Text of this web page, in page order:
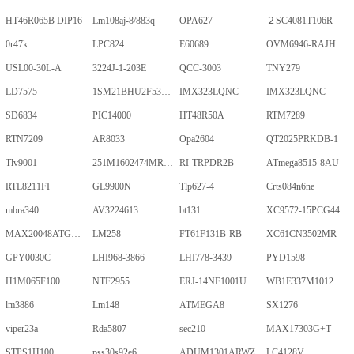
HT46R065B DIP16 Lm108aj-8/883q OPA627 ２SC4081T106R
0r47k LPC824 E60689 OVM6946-RAJH
USL00-30L-A 3224J-1-203E QCC-3003 TNY279
LD7575 1SM21BHU2F53E2VGNE IMX323LQNC IMX323LQNC
SD6834 PIC14000 HT48R50A RTM7289
RTN7209 AR8033 Opa2604 QT2025PRKDB-1
Tlv9001 251M1602474MR09M RI-TRPDR2B ATmega8515-8AU
RTL8211FI GL9900N Tlp627-4 Crts084n6ne
mbra340 AV3224613 bt131 XC9572-15PCG44
MAX20048ATGA/VY+ LM258 FT61F131B-RB XC61CN3502MR
GPY0030C LHI968-3866 LHI778-3439 PYD1598
H1M065F100 NTF2955 ERJ-14NF1001U WB1E337M1012MPA
lm3886 Lm148 ATMEGA8 SX1276
viper23a Rda5807 sec210 MAX17303G+T